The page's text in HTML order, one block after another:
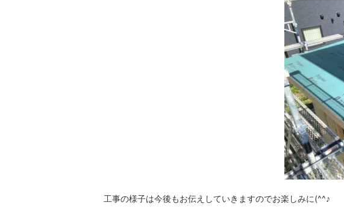
工事の様子は今後もお伝えしていきますのでお楽しみに(^^♪